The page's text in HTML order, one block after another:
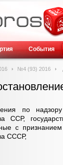
События
№4 (93) 2016
по
ССР,
с
СССР,